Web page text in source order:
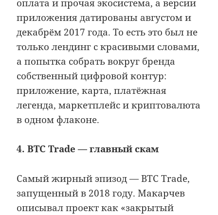
оплата и прочая экосистема, а версии
приложения датированы августом и
декабрём 2017 года. То есть это был не
только лендинг с красивыми словами,
а попытка собрать вокруг бренда
собственный цифровой контур:
приложение, карта, платёжная
легенда, маркетплейс и криптовалюта
в одном флаконе.
4. BTC Trade — главный скам
Самый жирный эпизод — BTC Trade,
запущенный в 2018 году. Макарчев
описывал проект как «закрытый